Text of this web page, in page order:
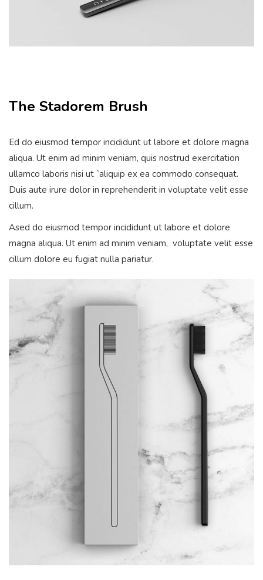
The Stadorem Brush
Ed do eiusmod tempor incididunt ut labore et dolore magna
aliqua. Ut enim ad minim veniam, quis nostrud exercitation
ullamco laboris nisi ut `aliquip ex ea commodo consequat.
Duis aute irure dolor in reprehenderit in voluptate velit esse
cillum.
Ased do eiusmod tempor incididunt ut labore et dolore
magna aliqua. Ut enim ad minim veniam, voluptate velit esse
cillum dolore eu fugiat nulla pariatur.